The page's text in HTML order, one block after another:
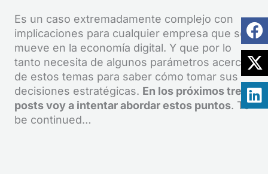
Es un caso extremadamente complejo con
implicaciones para cualquier empresa que se
mueve en la economía digital. Y que por lo
tanto necesita de algunos parámetros acerca
de estos temas para saber cómo tomar sus
decisiones estratégicas. En los próximos tres
posts voy a intentar abordar estos puntos. To
be continued…